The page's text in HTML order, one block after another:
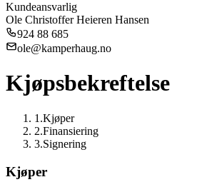
Kundeansvarlig
Ole Christoffer Heieren Hansen
924 88 685
ole@kamperhaug.no
Kjøpsbekreftelse
1 .Kjøper
2.Finansiering
3.Signering
Kjøper